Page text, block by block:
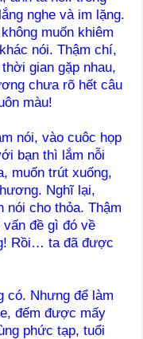
nghe và im lặng.
muốn khiêm
nói. Thậm chí,
gian gặp nhau,
chưa rõ hết câu
màu!
nói, vào cuôc họp
bạn thì lắm nỗi
muốn trút xuống,
Nghĩ lại,
nói cho thỏa. Thậm
đề gì đó về
Rồi… ta đã được
có. Nhưng để làm
đếm được mấy
phức tạp, tuổi